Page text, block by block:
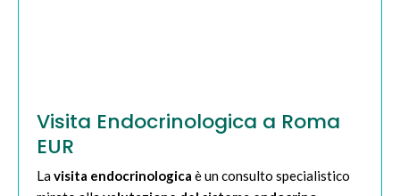
Visita Endocrinologica a Roma
EUR
Lavisita endocrinologica è un consulto specialistico